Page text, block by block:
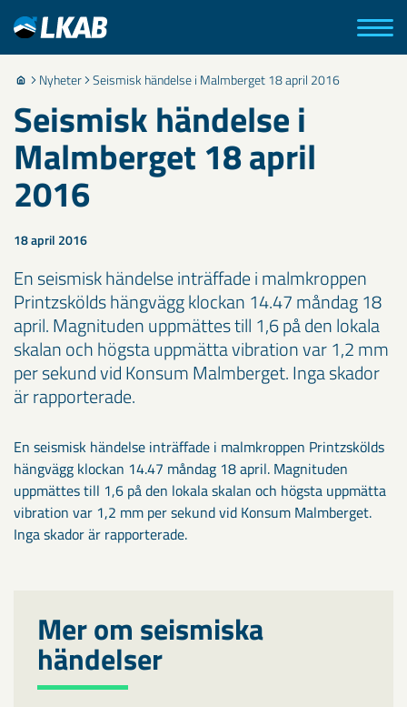
Nyheter Seismisk händelse i Malmberget 18 april 2016
Seismisk händelse i
Malmberget 18 april
2016
18 april 2016
En seismisk händelse inträffade i malmkroppen
Printzskölds hängvägg klockan 14.47 måndag 18
april. Magnituden uppmättes till 1,6 på den lokala
skalan och högsta uppmätta vibration var 1,2 mm
per sekund vid Konsum Malmberget. Inga skador
är rapporterade.
En seismisk händelse inträffade i malmkroppen Printzskölds
hängvägg klockan 14.47 måndag 18 april. Magnituden
uppmättes till 1,6 på den lokala skalan och högsta uppmätta
vibration var 1,2 mm per sekund vid Konsum Malmberget.
Inga skador är rapporterade.
Mer om seismiska
händelser